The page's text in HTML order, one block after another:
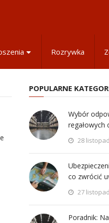
Rozrywka
POPULARNE
Wybór
regałowych
28
co zwrócić
27
Poradnik: